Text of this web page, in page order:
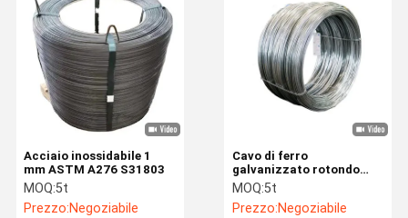
Acciaio inossidabile 1
mm ASTM A276 S31803
MOQ:5t
Prezzo:Negoziabile
Cavo di ferro
galvanizzato rotondo
immerso a caldo BWG 20
21 22 Cavo di legame di
ferro galvanizzato
MOQ:5t
Prezzo:Negoziabile